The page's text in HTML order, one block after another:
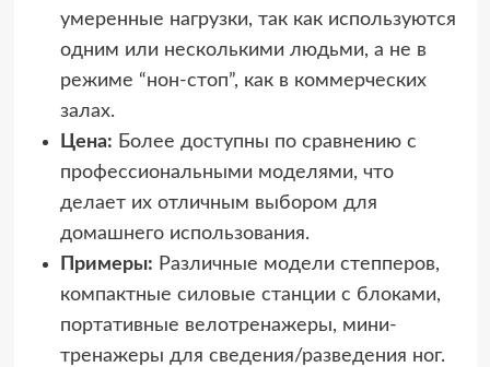
умеренные нагрузки, так как используются
одним или несколькими людьми, а не в
режиме “нон-стоп”, как в коммерческих
залах.
Цена: Более доступны по сравнению с
профессиональными моделями, что
делает их отличным выбором для
домашнего использования.
Примеры: Различные модели степперов,
компактные силовые станции с блоками,
портативные велотренажеры, мини-
тренажеры для сведения/разведения ног.